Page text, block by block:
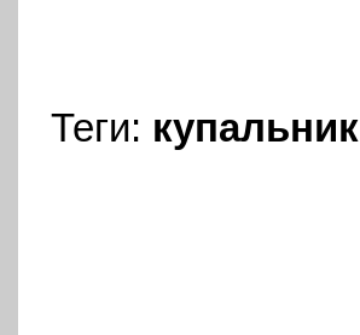
Теги: купальник